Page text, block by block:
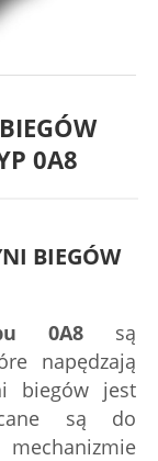
0A8
BIEGÓW
0A8są
napędzają
biegów jest
są do